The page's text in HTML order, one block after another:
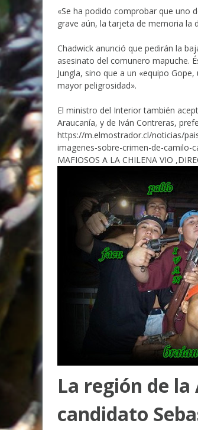
«Se ha podido comprobar que uno
grave aún, la tarjeta de memoria la
Chadwick anunció que pedirán la
asesinato del comunero mapuche.
Jungla, sino que a un «equipo
mayor peligrosidad».
El ministro del Interior también
Araucanía, y de Iván Contreras,
https://m.elmostrador.cl/noticias/
imagenes-sobre-crimen-de-camilo-
MAFIOSOS A LA CHILENA VIO
La región de
candidato